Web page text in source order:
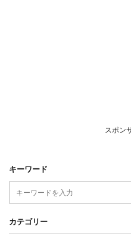
スポン
キーワード
カテゴリー